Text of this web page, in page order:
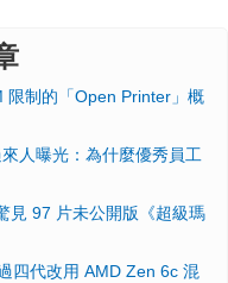
限制的「Open Printer」概
人曝光：為什麼優秀員工
見 97 片未公開版《超級瑪
四代改用 AMD Zen 6c 混